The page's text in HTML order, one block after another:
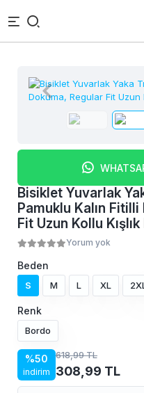
Bisiklet Yuvarlak
Pamuklu Kalın
Fit Uzun Kollu
Yorum yok
Beden
S M L XL
Renk
Bordo
%50
indirim
618,99 TL
308,99 TL